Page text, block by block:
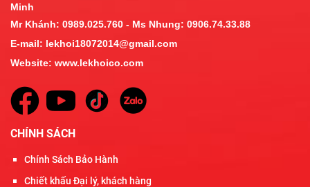
Minh
Mr Khánh: 0989.025.760 - Ms Nhung: 0906.74.33.88
E-mail: lekhoi18072014@gmail.com
Website: www.lekhoico.com
CHÍNH SÁCH
Chính Sách Bảo Hành
Chiết khấu Đại lý, khách hàng